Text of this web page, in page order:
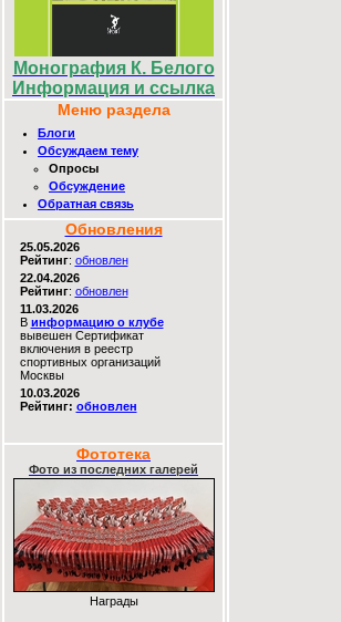
Монография К. Белого
Информация и ссылка
Меню раздела
Блоги
Обсуждаем тему
Опросы
Обсуждение
Обратная связь
Обновления
25.05.2026
Рейтинг: обновлен
22.04.2026
Рейтинг: обновлен
11.03.2026
В информацию о клубе
вывешен Сертификат
включения в реестр
спортивных организаций
Москвы
10.03.2026
Рейтинг: обновлен
Фототека
Фото из последних галерей
Награды